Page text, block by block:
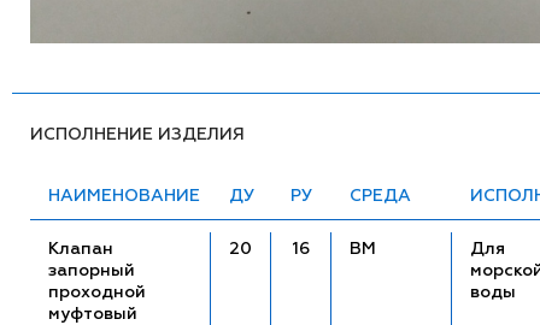
ИСПОЛНЕНИЕ ИЗДЕЛИЯ
НАИМЕНОВАНИЕ ДУ РУ СРЕДА
Клапан
запорный
проходной
муфтовый
20 16 ВМ
Для
воды